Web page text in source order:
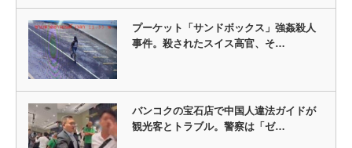
プーケット「サンドボックス」強姦殺人
事件。殺されたスイス高官、そ…
バンコクの宝石店で中国人違法ガイドが
観光客とトラブル。警察は「ゼ…